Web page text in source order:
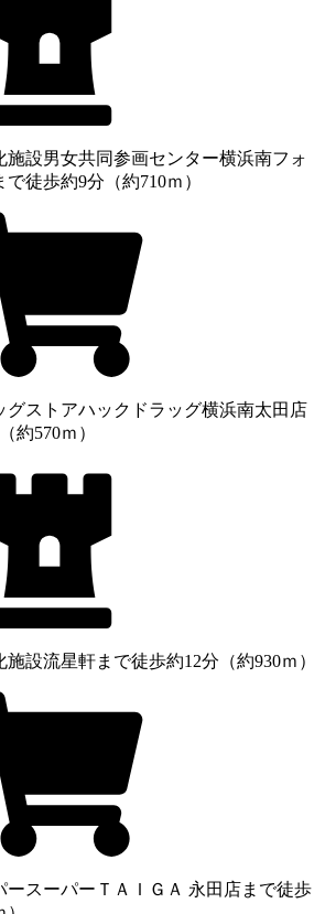
施設男女共同参画センター横浜南フォ
徒歩約9分（約710ｍ）
グストアハックドラッグ横浜南太田店
約570ｍ）
施設流星軒まで徒歩約12分（約930ｍ）
ースーパーＴＡＩＧＡ 永田店まで徒歩